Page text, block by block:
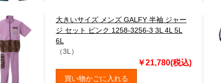
大きいサイズ メンズ GALFY 半袖 ジャー
ジ セット ピンク 1258-3256-3 3L 4L 5L
6L
（3L）
￥21,780(税込)
買い物かごに入れる